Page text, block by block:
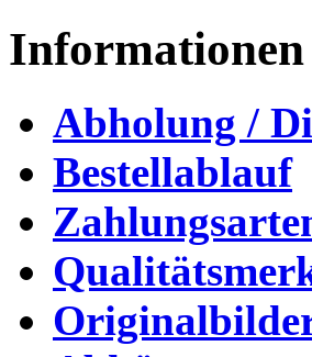
Informationen
Abholung /
Bestellablauf